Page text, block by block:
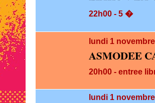
22h00 - 5 �
lundi 1
ASMODEE
20h00 - entree
lundi 1